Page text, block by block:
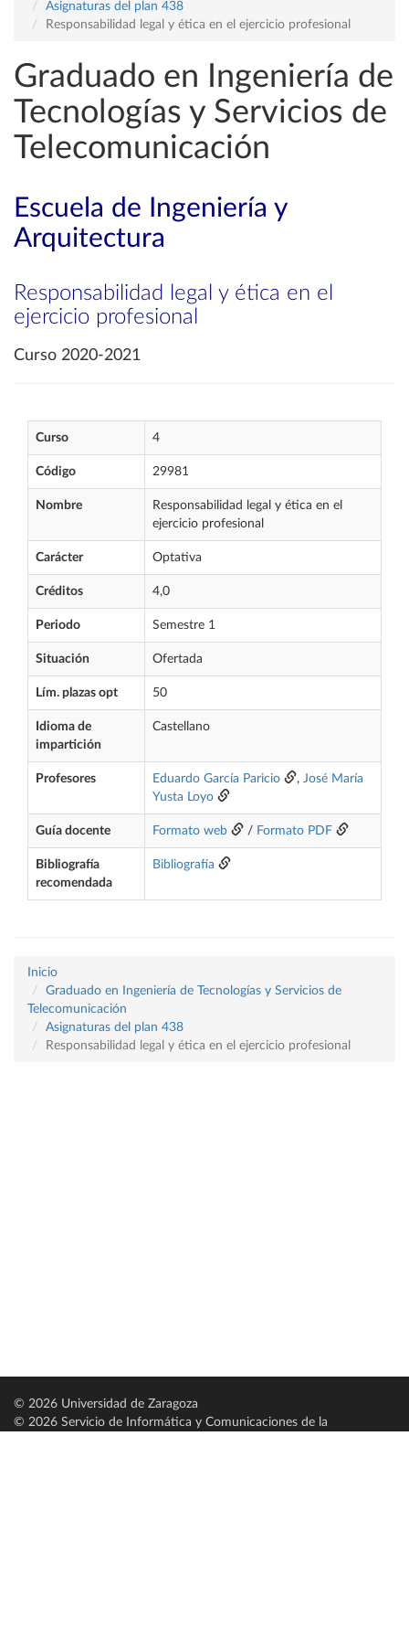
Asignaturas del plan 438
Responsabilidad legal y ética en el ejercicio profesional
Graduado en Ingeniería de
Tecnologías y Servicios de
Telecomunicación
Escuela de Ingeniería y
Arquitectura
Responsabilidad legal y ética en el
ejercicio profesional
Curso 2020-2021
Curso 4
Código 29981
Nombre
Responsabilidad legal y ética en el
ejercicio profesional
Carácter Optativa
Créditos 4,0
Periodo Semestre 1
Situación Ofertada
Lím. plazas opt 50
Idioma de
impartición
Castellano
Profesores Eduardo García Paricio , José María
Yusta Loyo
Guía docente Formato web / Formato PDF
Bibliografía
recomendada
Bibliografía
Inicio
Graduado en Ingeniería de Tecnologías y Servicios de
Telecomunicación
Asignaturas del plan 438
Responsabilidad legal y ética en el ejercicio profesional
© 2026 Universidad de Zaragoza
© 2026 Servicio de Informática y Comunicaciones de la